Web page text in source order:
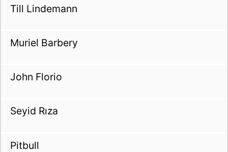
Till Lindemann
Muriel Barbery
John Florio
Seyid Rıza
Pitbull